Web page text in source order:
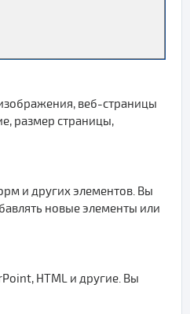
веб-страницы
размер страницы,
и других элементов. Вы
новые элементы или
HTML и другие. Вы